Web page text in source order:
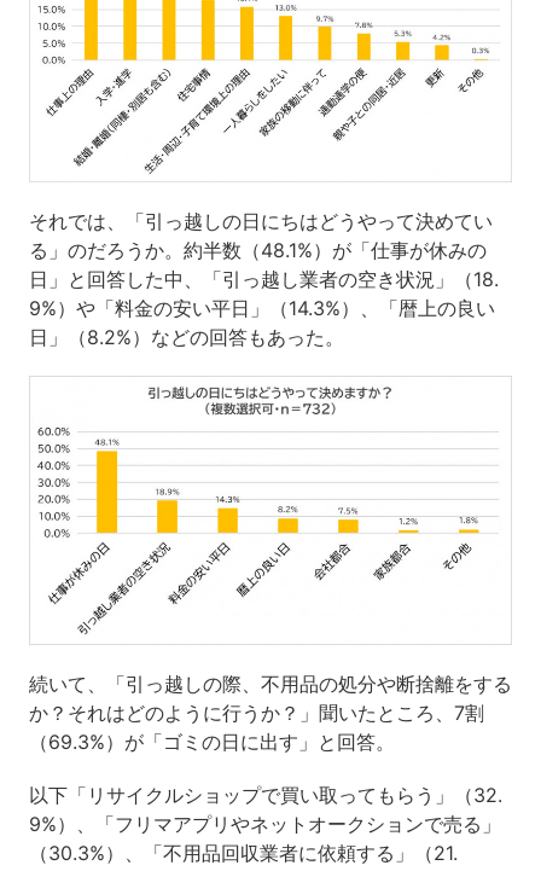
それでは、「引っ越しの日にちはどうやって決めてい
る」のだろうか。約半数（48.1%）が「仕事が休みの
日」と回答した中、「引っ越し業者の空き状況」（18.
9%）や「料金の安い平日」（14.3%）、「暦上の良い
日」（8.2%）などの回答もあった。
続いて、「引っ越しの際、不用品の処分や断捨離をする
か？それはどのように行うか？」聞いたところ、7割
（69.3%）が「ゴミの日に出す」と回答。
以下「リサイクルショップで買い取ってもらう」（32.
9%）、「フリマアプリやネットオークションで売る」
（30.3%）、「不用品回収業者に依頼する」（21.